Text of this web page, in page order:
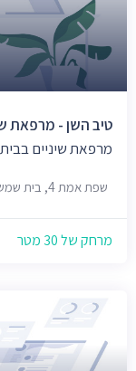
טיב השן - מרפאת
מרפאת שיניים
שפת אמת 4, בית שמש, 9956504
מרחק של 30 מטר